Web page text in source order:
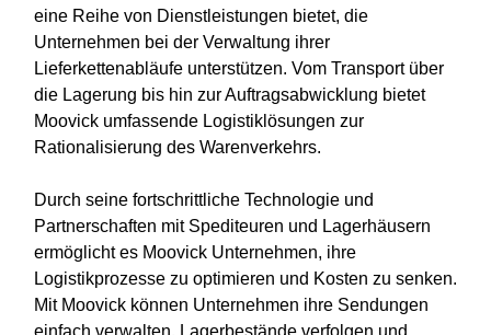
eine Reihe von Dienstleistungen bietet, die
Unternehmen bei der Verwaltung ihrer
Lieferkettenabläufe unterstützen. Vom Transport über
die Lagerung bis hin zur Auftragsabwicklung bietet
Moovick umfassende Logistiklösungen zur
Rationalisierung des Warenverkehrs.
Durch seine fortschrittliche Technologie und
Partnerschaften mit Spediteuren und Lagerhäusern
ermöglicht es Moovick Unternehmen, ihre
Logistikprozesse zu optimieren und Kosten zu senken.
Mit Moovick können Unternehmen ihre Sendungen
einfach verwalten, Lagerbestände verfolgen und